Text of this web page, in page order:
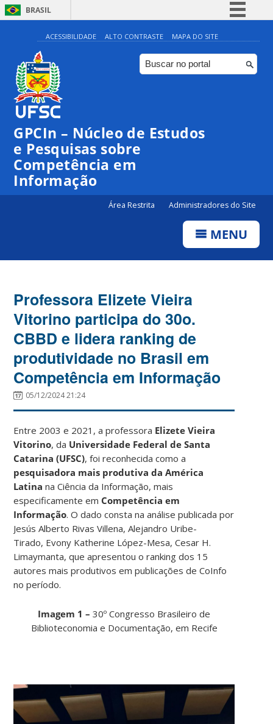
BRASIL
Simplifique!
Comunica BR
Participe
Canais
ACESSIBILIDADE ALTO CONTRASTE MAPA DO SITE
GPCIn – Núcleo de Estudos
e Pesquisas sobre
Competência em
Informação
Área Restrita Administradores do Site
MENU
Professora Elizete Vieira
Vitorino participa do 30o.
CBBD e lidera ranking de
produtividade no Brasil em
Competência em Informação
05/12/2024 21:24
Entre 2003 e 2021, a professora Elizete Vieira
Vitorino, da Universidade Federal de Santa
Catarina (UFSC), foi reconhecida como a
pesquisadora mais produtiva da América
Latinana Ciência da Informação, mais
especificamente em Competência em
Informação. O dado consta na análise publicada por
Jesús Alberto Rivas Villena, Alejandro Uribe-
Tirado, Evony Katherine López-Mesa, Cesar H.
Limaymanta, que apresentou o ranking dos 15
autores mais produtivos em publicações de CoInfo
no período.
Imagem 1 – 30º Congresso Brasileiro de
Biblioteconomia e Documentação, em Recife